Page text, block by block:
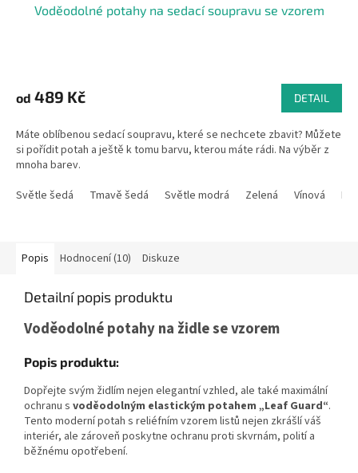
Voděodolné potahy na sedací soupravu se vzorem
produktu
je
z
5
hvězdiček.
od 489 Kč DETAIL
Máte oblíbenou sedací soupravu, které se nechcete zbavit? Můžete
si pořídit potah a ještě k tomu barvu, kterou máte rádi. Na výběr z
mnoha barev.
Světle šedá
Tmavě šedá Světle modrá Zelená Vínová
Popis Hodnocení (10) Diskuze
Detailní popis produktu
Voděodolné potahy na židle se vzorem
Popis produktu:
Dopřejte svým židlím nejen elegantní vzhled, ale také maximální
ochranu s voděodolným elastickým potahem „Leaf Guard“.
Tento moderní potah s reliéfním vzorem listů nejen zkrášlí váš
interiér, ale zároveň poskytne ochranu proti skvrnám, polití a
běžnému opotřebení.